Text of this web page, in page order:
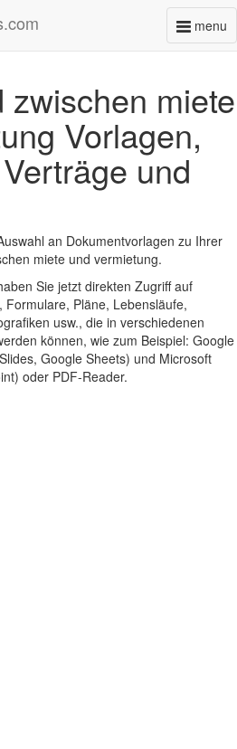
menu
zwischen miete
Vorlagen,
und
an Dokumentvorlagen zu Ihrer
miete und vermietung.
Sie jetzt direkten Zugriff auf
Pläne, Lebensläufe,
usw., die in verschiedenen
können, wie zum Beispiel: Google
Google Sheets) und Microsoft
oder PDF-Reader.